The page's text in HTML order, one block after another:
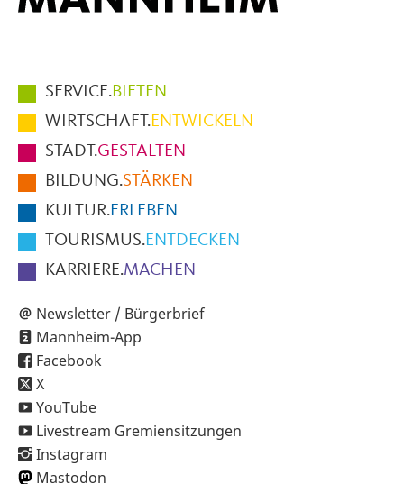
Hauptmenüpunkte
im
Fußbereich
der
Seite
SERVICE.BIETEN
WIRTSCHAFT.ENTWICKELN
STADT.GESTALTEN
BILDUNG.STÄRKEN
KULTUR.ERLEBEN
TOURISMUS.ENTDECKEN
KARRIERE.MACHEN
Newsletter / Bürgerbrief
Mannheim-App
Facebook
X
YouTube
Livestream Gremiensitzungen
Instagram
Mastodon